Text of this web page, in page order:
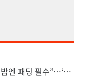
여름에 에어컨 필요 없다 “밤엔 패딩 필수”…‘냉방 도시’ 어디